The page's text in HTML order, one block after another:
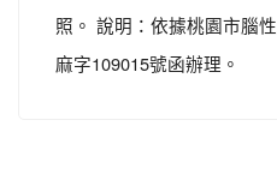
照。 說明：依據桃園市腦
麻字109015號函辦理。